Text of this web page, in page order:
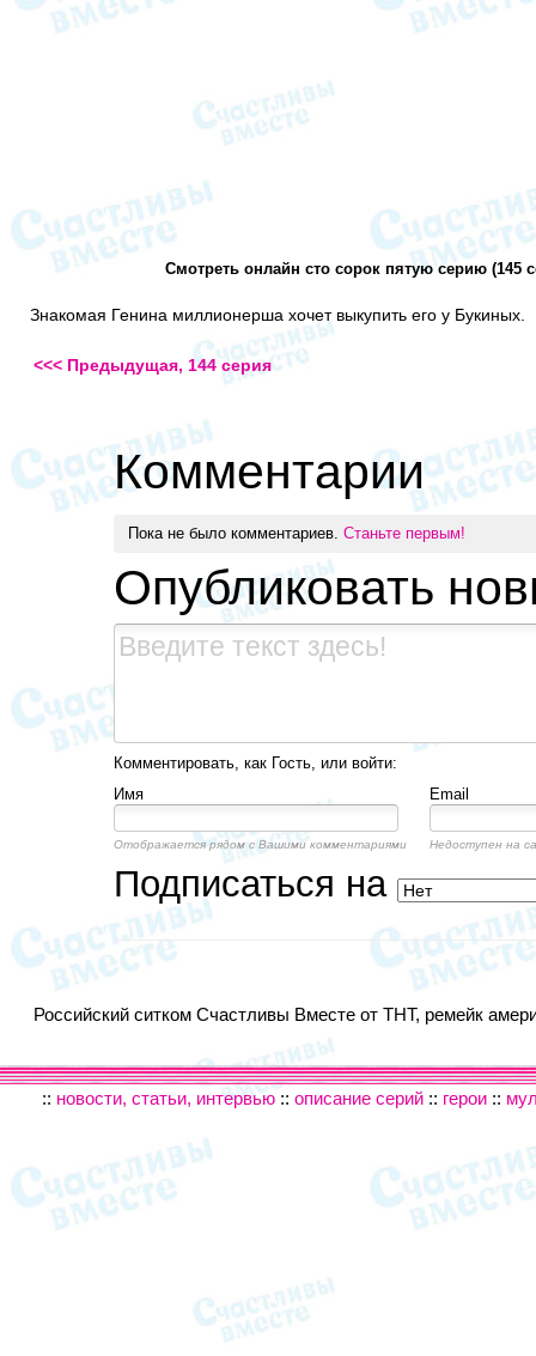
Смотреть онлайн сто сорок пятую серию
Знакомая Генина миллионерша хочет выкупить его у Букиных.
<<< Предыдущая, 144 серия
Комментарии
Пока не было комментариев. Станьте первым!
Опубликовать
Комментировать, как Гость, или войти:
Имя
Email
Отображается рядом с Вашими комментариями Недоступен на
Подписаться на
Российский ситком Счастливы Вместе от ТНТ, ремейк
:: новости, статьи, интервью :: описание серий :: герои ::